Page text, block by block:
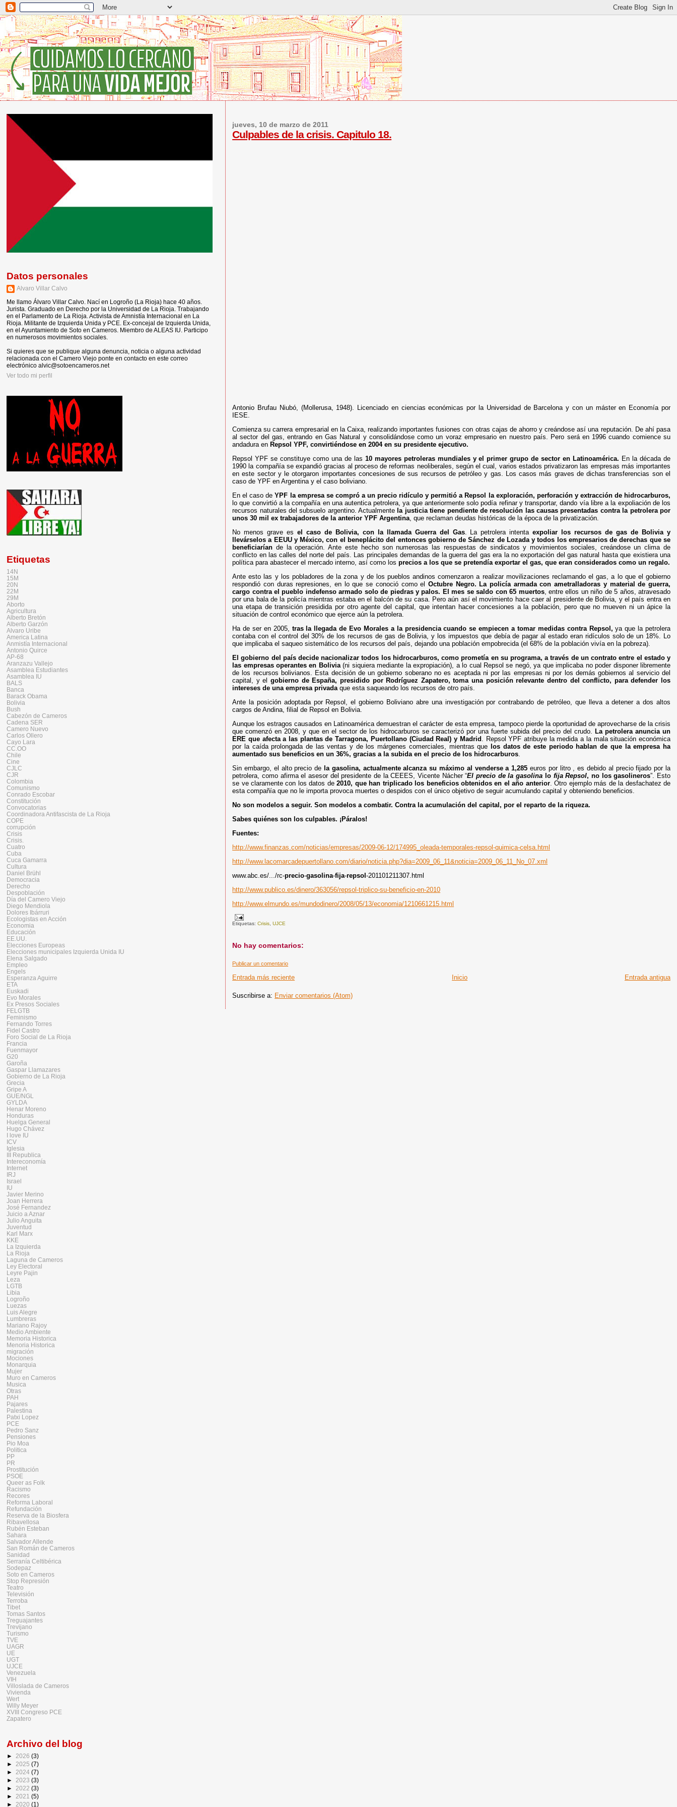
jueves, 10 de marzo de 2011
Culpables de la crisis. Capitulo 18.
Antonio Brufau Niubó, (Mollerusa, 1948). Licenciado en ciencias económicas por la Universidad de Barcelona y con un máster en Economía por
IESE.
Comienza su carrera empresarial en la Caixa, realizando importantes fusiones con otras cajas de ahorro y creándose así una reputación. De ahí pasa
al sector del gas, entrando en Gas Natural y consolidándose como un voraz empresario en nuestro país. Pero será en 1996 cuando comience su
andadura en Repsol YPF, convirtiéndose en 2004 en su presidente ejecutivo.
Repsol YPF se constituye como una de las 10 mayores petroleras mundiales y el primer grupo de sector en Latinoamérica. En la década de
1990 la compañía se expandió gracias al proceso de reformas neoliberales, según el cual, varios estados privatizaron las empresas más importantes
en este sector y le otorgaron importantes concesiones de sus recursos de petróleo y gas. Los casos más graves de dichas transferencias son el
caso de YPF en Argentina y el caso boliviano.
En el caso deYPF la empresa se compró a un precio ridículo y permitió a Repsol la exploración, perforación y extracción de hidrocarburos,
lo que convirtió a la compañía en una autentica petrolera, ya que anteriormente solo podía refinar y transportar, dando vía libre a la expoliación de los
recursos naturales del subsuelo argentino. Actualmente la justicia tiene pendiente de resolución las causas presentadas contra la petrolera por
unos 30 mil ex trabajadores de la anterior YPF Argentina, que reclaman deudas históricas de la época de la privatización.
No menos grave es el caso de Bolivia, con la llamada Guerra del Gas. La petrolera intentaexpoliar los recursos de gas de Bolivia y
llevárselos a EEUU y México, con el beneplácito del entonces gobierno de Sánchez de Lozada y todos los empresarios de derechas que se
beneficiarían de la operación. Ante este hecho son numerosas las respuestas de sindicatos y movimientos sociales, creándose un clima de
conflicto en las calles del norte del país. Las principales demandas de la guerra del gas era la no exportación del gas natural hasta que existiera una
política para abastecer el mercado interno, así como los precios a los que se pretendía exportar el gas, que eran considerados como un regalo.
Ante esto las y los pobladores de la zona y de los pueblos andinos comenzaron a realizar movilizaciones reclamando el gas, a lo que el gobierno
respondió con duras represiones, en lo que se conoció como el Octubre Negro. La policía armada con ametralladoras y material de guerra,
cargo contra el pueblo indefenso armado solo de piedras y palos. El mes se saldo con 65 muertos, entre ellos un niño de 5 años, atravesado
por una bala de la policía mientras estaba en el balcón de su casa. Pero aún así el movimiento hace caer al presidente de Bolivia, y el país entra en
una etapa de transición presidida por otro agente del capital, que intentan hacer concesiones a la población, pero que no mueven ni un ápice la
situación de control económico que ejerce aún la petrolera.
Ha de ser en 2005, tras la llegada de Evo Morales a la presidencia cuando se empiecen a tomar medidas contra Repsol, ya que la petrolera
contaba con el control del 30% de los recursos de gas de Bolivia, y los impuestos que debía de pagar al estado eran ridículos solo de un 18%. Lo
que implicaba el saqueo sistemático de los recursos del país, dejando una población empobrecida (el 68% de la población vivía en la pobreza).
El gobierno del país decide nacionalizar todos los hidrocarburos, como prometía en su programa, a través de un contrato entre el estado y
las empresas operantes en Bolivia(ni siquiera mediante la expropiación), a lo cual Repsol se negó, ya que implicaba no poder disponer libremente
de los recursos bolivianos. Esta decisión de un gobierno soberano no es aceptada ni por las empresas ni por los demás gobiernos al servicio del
capital, y el gobierno de España, presidido por Rodríguez Zapatero, toma una posición relevante dentro del conflicto, para defender los
intereses de una empresa privadaque esta saqueando los recursos de otro país.
Ante la posición adoptada por Repsol, el gobierno Boliviano abre una investigación por contrabando de petróleo, que lleva a detener a dos altos
cargos de Andina, filial de Repsol en Bolivia.
Aunque los estragos causados en Latinoamérica demuestran el carácter de esta empresa, tampoco pierde la oportunidad de aprovecharse de la crisis
que comenzó en 2008, y que en el sector de los hidrocarburos se caracterizó por una fuerte subida del precio del crudo. La petrolera anuncia un
ERE que afecta a las plantas de Tarragona, Puertollano (Ciudad Real) y Madrid . Repsol YPF atribuye la medida a la mala situación económica
por la caída prolongada de las ventas y de los márgenes comerciales, mientras que
los datos de este periodo hablan de que la empresa ha
aumentado sus beneficios en un 36%, gracias a la subida en el precio de los hidrocarburos.
Sin embargo, el alto precio de la gasolina, actualmente alcanza su máximo al venderse a 1,285 euros por litro , es debido al precio fijado por la
petrolera, como afirma el asesor del presidente de la CEEES, Vicente Nácher “El precio de la gasolina lo fija Repsol, no los gasolineros”. Esto
se ve claramente con los datos de2010, que han triplicado los beneficios obtenidos en el año anterior. Otro ejemplo más de la desfachatez de
esta compañía que no le importa provoca muertes o despidos con el único objetivo de seguir acumulando capital y obteniendo beneficios.
No son modelos a seguir. Son modelos a combatir. Contra la acumulación del capital, por el reparto de la riqueza.
Sabes quiénes son los culpables. ¡Páralos!
Fuentes:
http://www.finanzas.com/noticias/empresas/2009-06-12/174995_oleada-temporales-repsol-quimica-celsa.html
http://www.lacomarcadepuertollano.com/diario/noticia.php?dia=2009_06_11&noticia=2009_06_11_No_07.xml
www.abc.es/.../rc-precio-gasolina-fija-repsol-201101211307.html
http://www.publico.es/dinero/363056/repsol-triplico-su-beneficio-en-2010
http://www.elmundo.es/mundodinero/2008/05/13/economia/1210661215.html
Etiquetas:Crisis ,UJCE
No hay comentarios:
Publicar un comentario
Entrada más reciente Entrada antigua
Inicio
Suscribirse a: Enviar comentarios (Atom)
Datos personales
Alvaro Villar Calvo
Me llamo Álvaro Villar Calvo. Nací en Logroño (La Rioja) hace 40 años.
Jurista. Graduado en Derecho por la Universidad de La Rioja. Trabajando
en el Parlamento de La Rioja. Activista de Amnistía Internacional en La
Rioja. Militante de Izquierda Unida y PCE. Ex-concejal de Izquierda Unida,
en el Ayuntamiento de Soto en Cameros. Miembro de ALEAS IU. Participo
en numerosos movimientos sociales.
Si quieres que se publique alguna denuncia, noticia o alguna actividad
relacionada con el Camero Viejo ponte en contacto en este correo
electrónico alvic@sotoencameros.net
Ver todo mi perfil
Etiquetas
14N
15M
20N
22M
29M
Aborto
Agricultura
Alberto Bretón
Alberto Garzón
Alvaro Uribe
America Latina
Anmistía Internacional
Antonio Quirce
AP-68
Aranzazu Vallejo
Asamblea Estudiantes
Asamblea IU
BALS
Banca
Barack Obama
Bolivia
Bush
Cabezón de Cameros
Cadena SER
Camero Nuevo
Carlos Ollero
Cayo Lara
CC.OO
Chile
Cine
CJLC
CJR
Colombia
Comunismo
Conrado Escobar
Constitución
Convocatorias
Coordinadora Antifascista de La Rioja
COPE
corrupción
Crisis
Crisis.
Cuatro
Cuba
Cuca Gamarra
Cultura
Daniel Brühl
Democracia
Derecho
Despoblación
Día del Camero Viejo
Diego Mendiola
Dolores Ibárruri
Ecologistas en Acción
Economia
Educación
EE.UU.
Elecciones Europeas
Elecciones municipales Izquierda Unida IU
Elena Salgado
Empleo
Engels
Esperanza Aguirre
ETA
Euskadi
Evo Morales
Ex Presos Sociales
FELGTB
Feminismo
Fernando Torres
Fidel Castro
Foro Social de La Rioja
Francia
Fuenmayor
G20
Garoña
Gaspar Llamazares
Gobierno de La Rioja
Grecia
Gripe A
GUE/NGL
GYLDA
Henar Moreno
Honduras
Huelga General
Hugo Chávez
I love IU
ICV
Iglesia
III Republica
Intereconomía
Internet
IRJ
Israel
IU
Javier Merino
Joan Herrera
José Fernandez
Juicio a Aznar
Julio Anguita
Juventud
Karl Marx
KKE
La Izquierda
La Rioja
Laguna de Cameros
Ley Electoral
Leyre Pajin
Leza
LGTB
Libia
Logroño
Luezas
Luis Alegre
Lumbreras
Mariano Rajoy
Medio Ambiente
Memoria Historica
Menoria Historica
migración
Mociones
Monarquia
Mujer
Muro en Cameros
Musica
Otras
PAH
Pajares
Palestina
Patxi Lopez
PCE
Pedro Sanz
Pensiones
Pio Moa
Politica
PP
PR
Prostitución
PSOE
Queer as Folk
Racismo
Recores
Reforma Laboral
Refundación
Reserva de la Biosfera
Ribavellosa
Rubén Esteban
Sahara
Salvador Allende
San Román de Cameros
Sanidad
Serranía Celtibérica
Sodepaz
Soto en Cameros
Stop Represión
Teatro
Televisión
Terroba
Tibet
Tomas Santos
Treguajantes
Trevijano
Turismo
TVE
UAGR
UE
UGT
UJCE
Venezuela
VIH
Villoslada de Cameros
Vivienda
Wert
Willy Meyer
XVIII Congreso PCE
Zapatero
Archivo del blog
► 2026 (3)
► 2025 (7)
► 2024 (7)
► 2023 (3)
► 2022 (3)
► 2021 (5)
► 2020 (1)